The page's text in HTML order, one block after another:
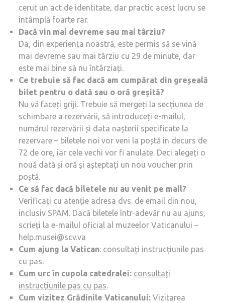
cerut un act de identitate, dar practic acest lucru se
întâmplă foarte rar.
Dacă vin mai devreme sau mai târziu?
Da, din experiența noastră, este permis să se vină
mai devreme sau mai târziu cu 29 de minute, dar
este mai bine să nu întârziați.
Ce trebuie să fac dacă am cumpărat din greșeală
bilet pentru o dată sau o oră greșită?
Nu vă faceți griji. Trebuie să mergeți la secțiunea de
schimbare a rezervării, să introduceți e-mailul,
numărul rezervării și data nașterii specificate la
rezervare – biletele noi vor veni la poștă în decurs de
72 de ore, iar cele vechi vor fi anulate. Deci alegeți o
nouă dată și oră și așteptați un nou voucher prin
poștă.
Ce să fac dacă biletele nu au venit pe mail?
Verificați cu atenție adresa dvs. de email din nou,
inclusiv SPAM. Dacă biletele într-adevăr nu au ajuns,
scrieți la e-mailul oficial al muzeelor Vaticanului –
help.musei@scv.va
Cum ajung la Vatican: consultați instrucțiunile pas
cu pas.
Cum urc în cupola catedralei: consultați
instrucțiunile pas cu pas.
Cum vizitez Grădinile Vaticanului: Vizitarea